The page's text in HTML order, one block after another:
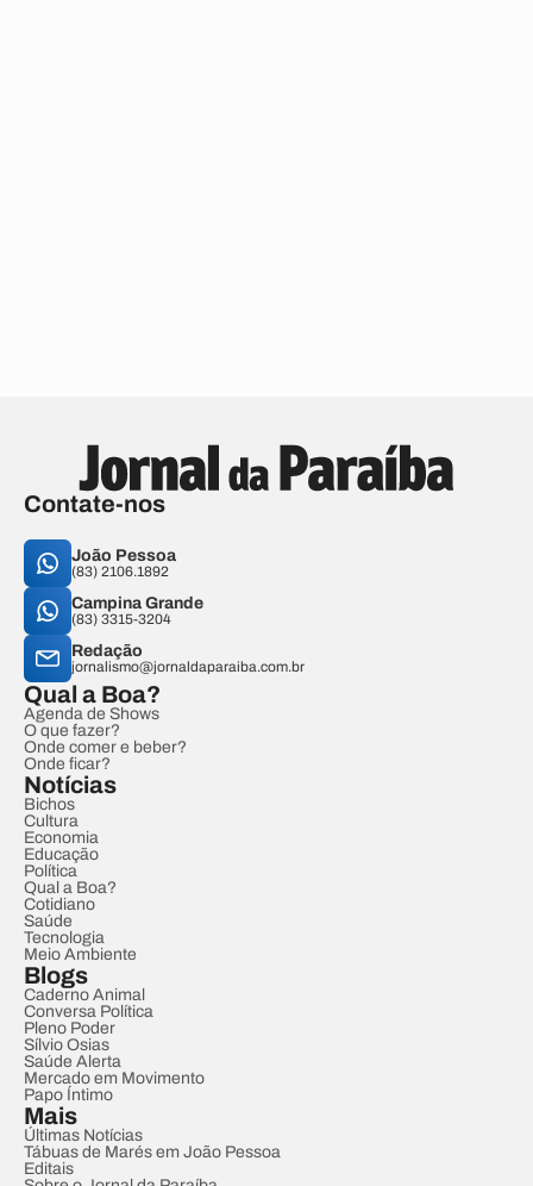
Contate-nos
João Pessoa
(83) 2106.1892
Campina Grande
(83) 3315-3204
Redação
jornalismo@jornaldaparaiba.com.br
Qual a Boa?
Agenda de Shows
O que fazer?
Onde comer e beber?
Onde ficar?
Notícias
Bichos
Cultura
Economia
Educação
Política
Qual a Boa?
Cotidiano
Saúde
Tecnologia
Meio Ambiente
Blogs
Caderno Animal
Conversa Política
Pleno Poder
Sílvio Osias
Saúde Alerta
Mercado em Movimento
Papo Íntimo
Mais
Últimas Notícias
Tábuas de Marés em João Pessoa
Editais